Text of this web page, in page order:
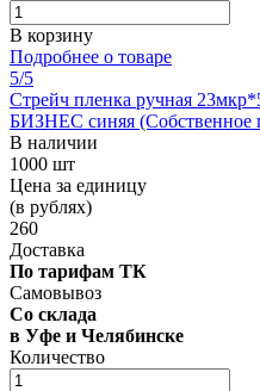
В корзину
Подробнее о товаре
5/5
Стрейч пленка ручная
БИЗНЕС синяя (Собственное
В наличии
1000 шт
Цена за единицу
(в рублях)
260
Доставка
По тарифам ТК
Самовывоз
Со склада
в Уфе и Челябинске
Количество